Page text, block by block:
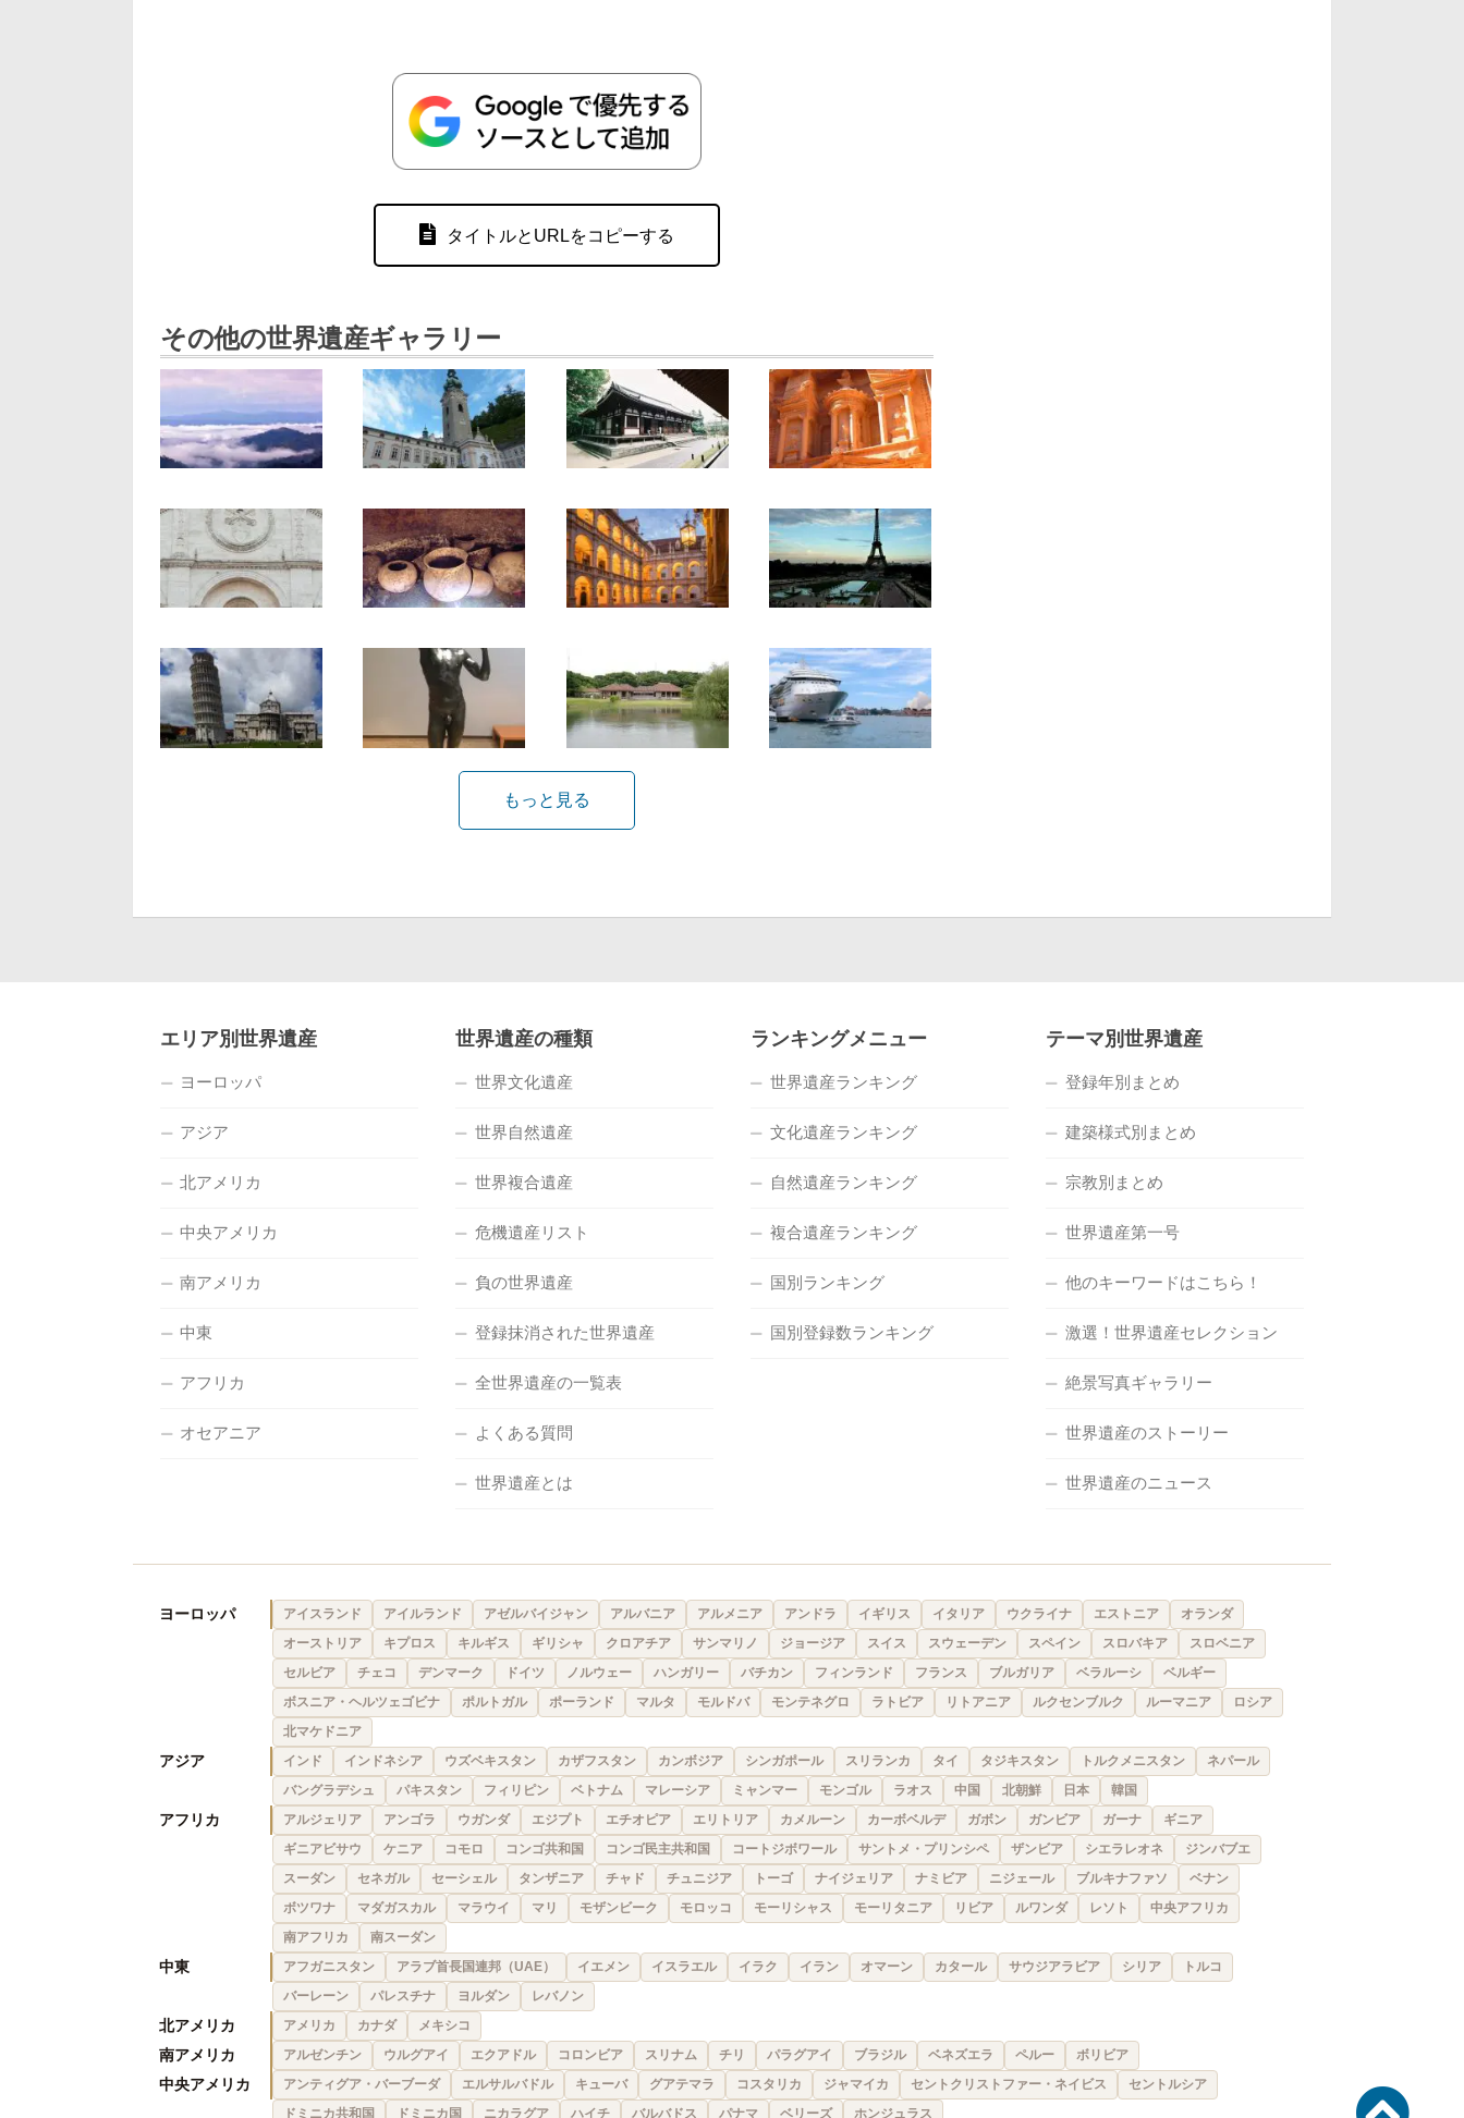
タイトルとURLをコピーする
その他の世界遺産ギャラリー
もっと見る
エリア別世界遺産
ヨーロッパ
アジア
北アメリカ
中央アメリカ
南アメリカ
中東
アフリカ
オセアニア
世界遺産の種類
世界文化遺産
世界自然遺産
世界複合遺産
危機遺産リスト
負の世界遺産
登録抹消された世界遺産
全世界遺産の一覧表
よくある質問
世界遺産とは
ランキングメニュー
世界遺産ランキング
文化遺産ランキング
自然遺産ランキング
複合遺産ランキング
国別ランキング
国別登録数ランキング
テーマ別世界遺産
登録年別まとめ
建築様式別まとめ
宗教別まとめ
世界遺産第一号
他のキーワードはこちら！
激選！世界遺産セレクション
絶景写真ギャラリー
世界遺産のストーリー
世界遺産のニュース
ヨーロッパ アイスランド アイルランド アゼルバイジャン アルバニア アルメニア アンドラ イギリス イタリア ウクライナ エストニア
オランダ
オーストリア
キプロス キルギス ギリシャ クロアチア サンマリノ ジョージア スイス スウェーデン スペイン スロバキア
スロベニア
セルビア
チェコ デンマーク ドイツ ノルウェー ハンガリー バチカン フィンランド フランス ブルガリア ベラルーシ
ベルギー
ボスニア・ヘルツェゴビナ
ポルトガル ポーランド マルタ モルドバ モンテネグロ ラトビア リトアニア ルクセンブルク ルーマニア
ロシア
北マケドニア
アジア インド インドネシア ウズベキスタン カザフスタン カンボジア シンガポール スリランカ タイ タジキスタン トルクメニスタン
ネパール
バングラデシュ
パキスタン フィリピン ベトナム マレーシア ミャンマー モンゴル ラオス 中国 北朝鮮 日本 韓国
アフリカ アルジェリア アンゴラ ウガンダ エジプト エチオピア エリトリア カメルーン カーボベルデ ガボン ガンビア ガーナ
ギニア
ギニアビサウ
ケニア コモロ コンゴ共和国 コンゴ民主共和国 コートジボワール サントメ・プリンシペ ザンビア シエラレオネ
ジンバブエ
スーダン
セネガル セーシェル タンザニア チャド チュニジア トーゴ ナイジェリア ナミビア ニジェール ブルキナファソ
ベナン
ボツワナ
マダガスカル マラウイ マリ モザンビーク モロッコ モーリシャス モーリタニア リビア ルワンダ レソト
中央アフリカ
南アフリカ
南スーダン
中東 アフガニスタン アラブ首長国連邦（UAE） イエメン イスラエル イラク イラン オマーン カタール サウジアラビア シリア
トルコ
バーレーン
パレスチナ ヨルダン レバノン
北アメリカ アメリカ カナダ メキシコ
南アメリカ アルゼンチン ウルグアイ エクアドル コロンビア スリナム チリ パラグアイ ブラジル ベネズエラ ペルー ボリビア
中央アメリカ アンティグア・バーブーダ エルサルバドル キューバ グアテマラ コスタリカ ジャマイカ セントクリストファー・ネイビス
セントルシア
ドミニカ共和国
ドミニカ国 ニカラグア ハイチ バルバドス パナマ ベリーズ ホンジュラス